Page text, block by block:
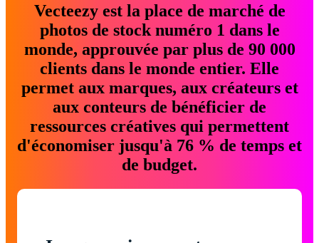
Vecteezy est la place de marché de
photos de stock numéro 1 dans le
monde, approuvée par plus de 90 000
clients dans le monde entier. Elle
permet aux marques, aux créateurs et
aux conteurs de bénéficier de
ressources créatives qui permettent
d'économiser jusqu'à 76 % de temps et
de budget.